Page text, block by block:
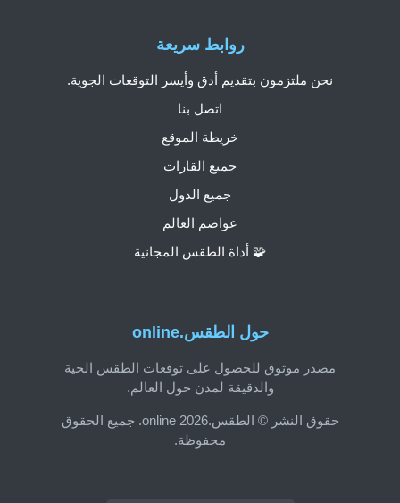
حول الطقس.online
مصدر موثوق للحصول على توقعات الطقس الحية
والدقيقة لمدن حول العالم.
حقوق النشر © الطقس.online 2026. جميع الحقوق
محفوظة.
روابط سريعة
نحن ملتزمون بتقديم أدق وأيسر التوقعات الجوية.
اتصل بنا
خريطة الموقع
جميع القارات
جميع الدول
عواصم العالم
🧩 أداة الطقس المجانية